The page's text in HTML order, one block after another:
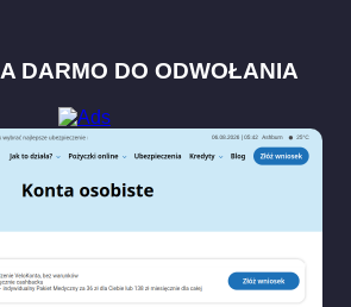
DARMO DO ODWOŁANIA